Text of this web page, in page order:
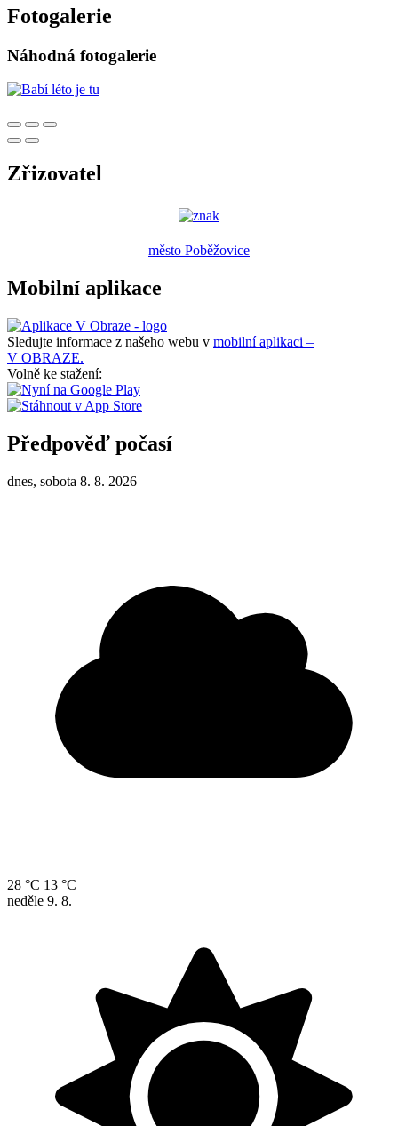
Fotogalerie
Náhodná fotogalerie
Zřizovatel
město Poběžovice
Mobilní aplikace
Sledujte informace z našeho webu v mobilní aplikaci –
V OBRAZE.
Volně ke stažení:
Předpověď počasí
dnes, sobota 8. 8. 2026
28 °C 13 °C
neděle 9. 8.